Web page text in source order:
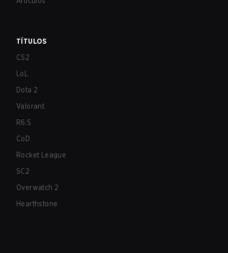
TÍTULOS
CS2
LoL
Dota 2
Valorant
R6:S
CoD
Rocket League
SC2
Overwatch 2
Hearthstone